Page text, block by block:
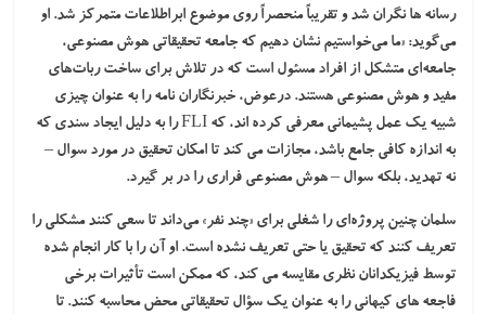
رسانه ها نگران شد و تقریباً منحصراً روی موضوع ابراطلاعات متمرکز شد. او
می‌گوید: «ما می‌خواستیم نشان دهیم که جامعه تحقیقاتی هوش مصنوعی،
جامعه‌ای متشکل از افراد مسئول است که در تلاش برای ساخت ربات‌های
مفید و هوش مصنوعی هستند. درعوض، خبرنگاران نامه را به عنوان چیزی
شبیه یک عمل پشیمانی معرفی کرده اند، که FLI را به دلیل ایجاد سندی که
به اندازه کافی جامع باشد، مجازات می کند تا امکان تحقیق در مورد سوال –
نه تهدید، بلکه سوال – هوش مصنوعی فراری را در بر گیرد.
سلمان چنین پروژه‌ای را شغلی برای «چند نفر» می‌داند تا سعی کنند مشکلی را
تعریف کنند که تحقیق یا حتی تعریف نشده است. او آن را با کار انجام شده
توسط فیزیکدانان نظری مقایسه می کند، که ممکن است تأثیرات برخی
فاجعه های کیهانی را به عنوان یک سؤال تحقیقاتی محض محاسبه کنند. تا